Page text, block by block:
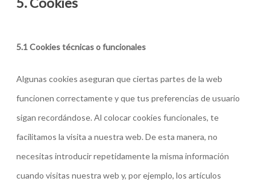
5.1 Cookies técnicas o funcionales
Algunas cookies aseguran que ciertas partes de la web
funcionen correctamente y que tus preferencias de usuario
sigan recordándose. Al colocar cookies funcionales, te
facilitamos la visita a nuestra web. De esta manera, no
necesitas introducir repetidamente la misma información
cuando visitas nuestra web y, por ejemplo, los artículos